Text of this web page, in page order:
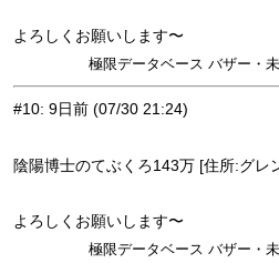
よろしくお願いします〜
極限データベース バザー・
#10: 9日前 (07/30 21:24)
陰陽博士のてぶくろ143万 [住所:グレ
よろしくお願いします〜
極限データベース バザー・